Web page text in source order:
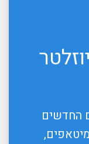
החדשים